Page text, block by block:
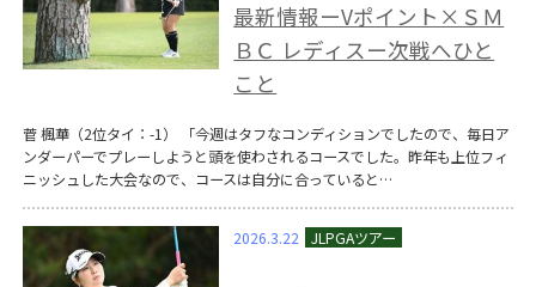
最新情報ーVポイント×ＳＭ
ＢＣ レディスー次戦へひと
こと
菅 楓華（2位タイ：-1） 「今週はタフなコンディションでしたので、毎日ア
ンダーパーでプレーしようと頭を使わされるコースでした。昨年も上位フィ
ニッシュした大会なので、コースは自分に合っていると…
2026.3.22